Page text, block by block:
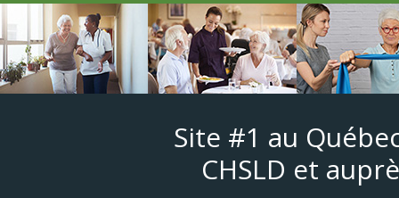
Site #1 au
CHSLD et